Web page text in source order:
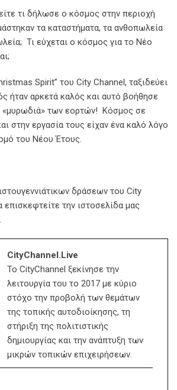
τι δήλωσε ο κόσμος στην περιοχή
τα καταστήματα, τα ανθοπωλεία
Τι εύχεται ο κόσμος για το Νέο
Spirit” του City Channel, ταξιδεύει
ήταν αρκετά καλός και αυτό βοήθησε
«μυρωδιά» των εορτών! Κόσμος σε
στην εργασία τους είχαν ένα καλό λόγο
του Νέου Έτους.
δράσεων του City
επισκεφτείτε την ιστοσελίδα μας
.
CityChannel.live
Το CityChannel ξεκίνησε την
λειτουργία του το 2017 με κύριο
στόχο την προβολή των θεμάτων
της τοπικής αυτοδιοίκησης, τη
στήριξη της πολιτιστικής
δημιουργίας και την ανάπτυξη των
μικρών τοπικών επιχειρήσεων.